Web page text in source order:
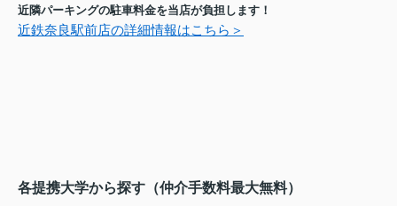
近隣パーキングの駐車料金を当店が負担します！
近鉄奈良駅前店の詳細情報はこちら＞
各提携大学から探す（仲介手数料最大無料）